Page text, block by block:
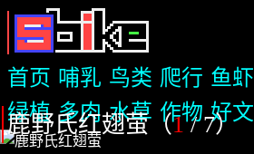
首页 哺乳 鸟类 爬行 鱼虾
绿植 多肉 水草 作物 好文
鹿野氏红翅萤（1/ 7）